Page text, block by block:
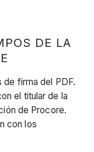
DE LA
de firma del PDF.
el titular de la
de Procore.
con los